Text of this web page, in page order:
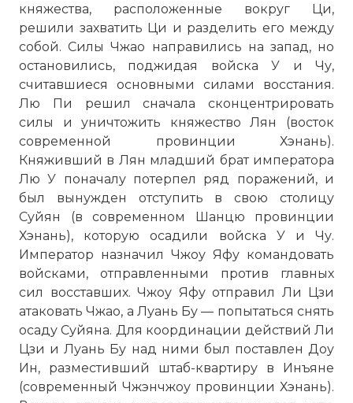
княжества, расположенные вокруг Ци,
решили захватить Ци и разделить его между
собой. Силы Чжао направились на запад, но
остановились, поджидая войска У и Чу,
считавшиеся основными силами восстания.
Лю Пи решил сначала сконцентрировать
силы и уничтожить княжество Лян (восток
современной провинции Хэнань).
Княживший в Лян младший брат императора
Лю У поначалу потерпел ряд поражений, и
был вынужден отступить в свою столицу
Суйян (в современном Шанцю провинции
Хэнань), которую осадили войска У и Чу.
Император назначил Чжоу Яфу командовать
войсками, отправленными против главных
сил восставших. Чжоу Яфу отправил Ли Цзи
атаковать Чжао, а Луань Бу — попытаться снять
осаду Суйяна. Для координации действий Ли
Цзи и Луань Бу над ними был поставлен Доу
Ин, разместивший штаб-квартиру в Инъяне
(современный Чжэнчжоу провинции Хэнань).